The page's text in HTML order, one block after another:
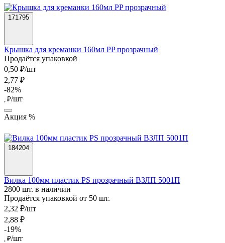
171795
Крышка для креманки 160мл PP прозрачный
Продаётся упаковкой
0,50 ₽/шт
2,77 ₽
-82%
, ₽/шт
Акция %
184204
Вилка 100мм пластик PS прозрачный ВЗЛП 5001П
2800 шт. в наличии
Продаётся упаковкой от 50 шт.
2,32 ₽/шт
2,88 ₽
-19%
, ₽/шт